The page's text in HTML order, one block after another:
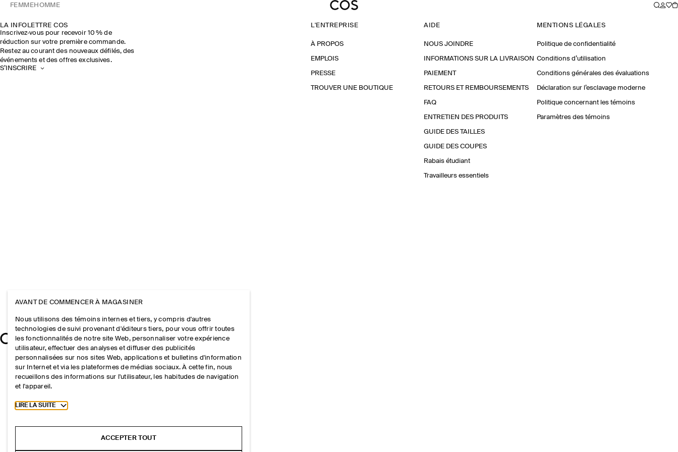
FEMMEHOMME
LA INFOLETTRE COS
Inscrivez‑vous pour recevoir 10 % de
réduction sur votre première commande.
Restez au courant des nouveaux défilés, des
événements et des offres exclusives.
S’INSCRIRE
L'ENTREPRISE
À PROPOS
EMPLOIS
PRESSE
TROUVER UNE BOUTIQUE
AIDE
NOUS JOINDRE
INFORMATIONS SUR LA LIVRAISON
PAIEMENT
RETOURS ET REMBOURSEMENTS
FAQ
ENTRETIEN DES PRODUITS
GUIDE DES TAILLES
GUIDE DES COUPES
Rabais étudiant
Travailleurs essentiels
MENTIONS LÉGALES
Politique de confidentialité
Conditions d’utilisation
Conditions générales des évaluations
Déclaration sur l’esclavage moderne
Politique concernant les témoins
Paramètres des témoins
AVANT DE COMMENCER À MAGASINER
Nous utilisons des témoins internes et tiers, y compris d'autres
technologies de suivi provenant d'éditeurs tiers, pour vous offrir toutes
les fonctionnalités de notre site Web, personnaliser votre expérience
utilisateur, effectuer des analyses et diffuser des publicités
personnalisées sur nos sites Web, applications et bulletins d'information
sur Internet et via les plateformes de médias sociaux. À cette fin, nous
recueillons des informations sur l'utilisateur, les habitudes de navigation
et l'appareil.
Toggle more cookie information
LIRE LA SUITE
ACCEPTER TOUT